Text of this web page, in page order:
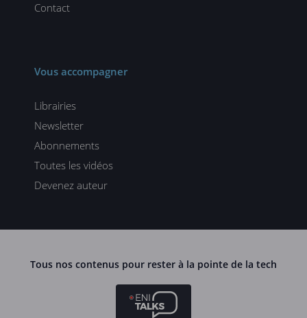
Contact
Vous accompagner
Librairies
Newsletter
Abonnements
Toutes les vidéos
Devenez auteur
Tous nos contenus pour rester à la pointe de la tech